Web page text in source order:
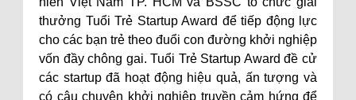
thưởng Tuổi Trẻ Startup Award để tiếp động lực
cho các bạn trẻ theo đuổi con đường khởi nghiệp
vốn đầy chông gai. Tuổi Trẻ Startup Award đề cử
các startup đã hoạt động hiệu quả, ấn tượng và
có câu chuyện khởi nghiệp truyền cảm hứng để